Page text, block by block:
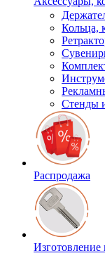
Кольца,
Стенды
Распродажа
Изготовление